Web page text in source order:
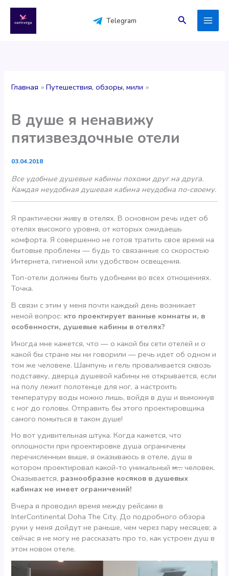
содержимому
Telegram Поиск
Главная Путешествия, обзоры, мили
В душе я ненавижу
пятизвездочные отели
03.04.2018
Все удобные душевые кабины похожи друг на друга.
Каждая неудобная душевая кабина неудобна по-своему.
Я практически живу в отелях. В основном речь идет об
отелях высокого уровня, от которых ожидаешь
комфорта. Я совершенно не готов тратить свое время на
бытовые проблемы — будь то связанные со скоростью
Интернета, гигиеной или удобством освещения.
Топ-отели должны быть удобными во всех отношениях.
Точка.
В связи с этим у меня почти каждый день возникает
немой вопрос: кто проектирует ванные комнаты и, в
особенности, душевые кабины в отелях?
Иногда мне кажется, что — о какой бы сети отелей и о
какой бы стране мы ни говорили — речь идет об одном и
том же человеке. Шампунь и гель проваливается сквозь
подставку, дверца душевой кабины не открывается, если
на полу лежит полотенце для ног, а настроить
температуру воды можно лишь, войдя в душ и вымокнув
с ног до головы. Отправить бы этого проектировщика
самого помыться в таком душе!
Но вот удивительная штука. Когда кажется, что
оплошности при проектировке душа ограничены
перечисленным выше, я оказываюсь в отеле, душ в
котором проектировал какой-то уникальныйм…человек.
Оказывается, разнообразие косяков в душевых
кабинах не имеет ограничений!
Вчера я проводил время между рейсами в
InterContinental Doha The City. До подробного обзора
руки у меня дойдут не раньше, чем через пару месяцев; а
сейчас я не могу не рассказать про то, как устроен душ в
этом новом отеле.